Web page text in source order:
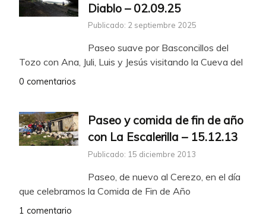
Diablo – 02.09.25
Publicado: 2 septiembre 2025
Paseo suave por Basconcillos del
Tozo con Ana, Juli, Luis y Jesús visitando la Cueva del
0 comentarios
Paseo y comida de fin de año
con La Escalerilla – 15.12.13
Publicado: 15 diciembre 2013
Paseo, de nuevo al Cerezo, en el día
que celebramos la Comida de Fin de Año
1 comentario